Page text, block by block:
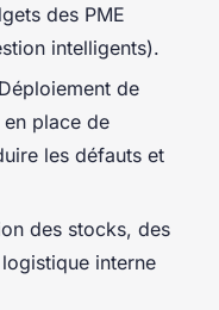
des PME
intelligents).
de
en place de
les défauts et
des stocks, des
interne